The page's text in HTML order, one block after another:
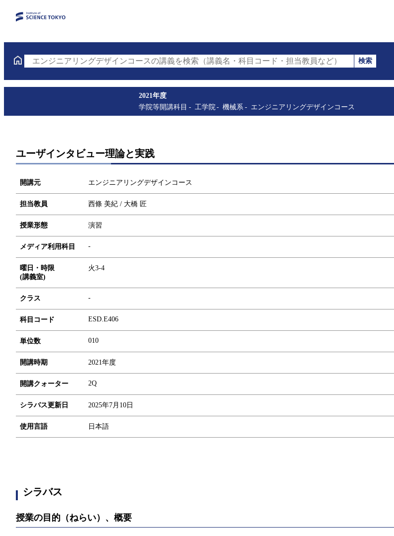
エンジニアリングデザインコースの講義を検索（講義名・科目コード・担当教員など）
検索
2021年度
学院等開講科目
工学院 機械系 エンジニアリングデザインコース
ユーザインタビュー理論と実践
開講元 エンジニアリングデザインコース
担当教員 西條 美紀 / 大橋 匠
授業形態 演習
メディア利用科目 -
曜日・時限
(講義室)
火3-4
クラス -
科目コード ESD.E406
単位数 010
開講時期 2021年度
開講クォーター 2Q
シラバス更新日 2025年7月10日
使用言語 日本語
シラバス
授業の目的（ねらい）、概要